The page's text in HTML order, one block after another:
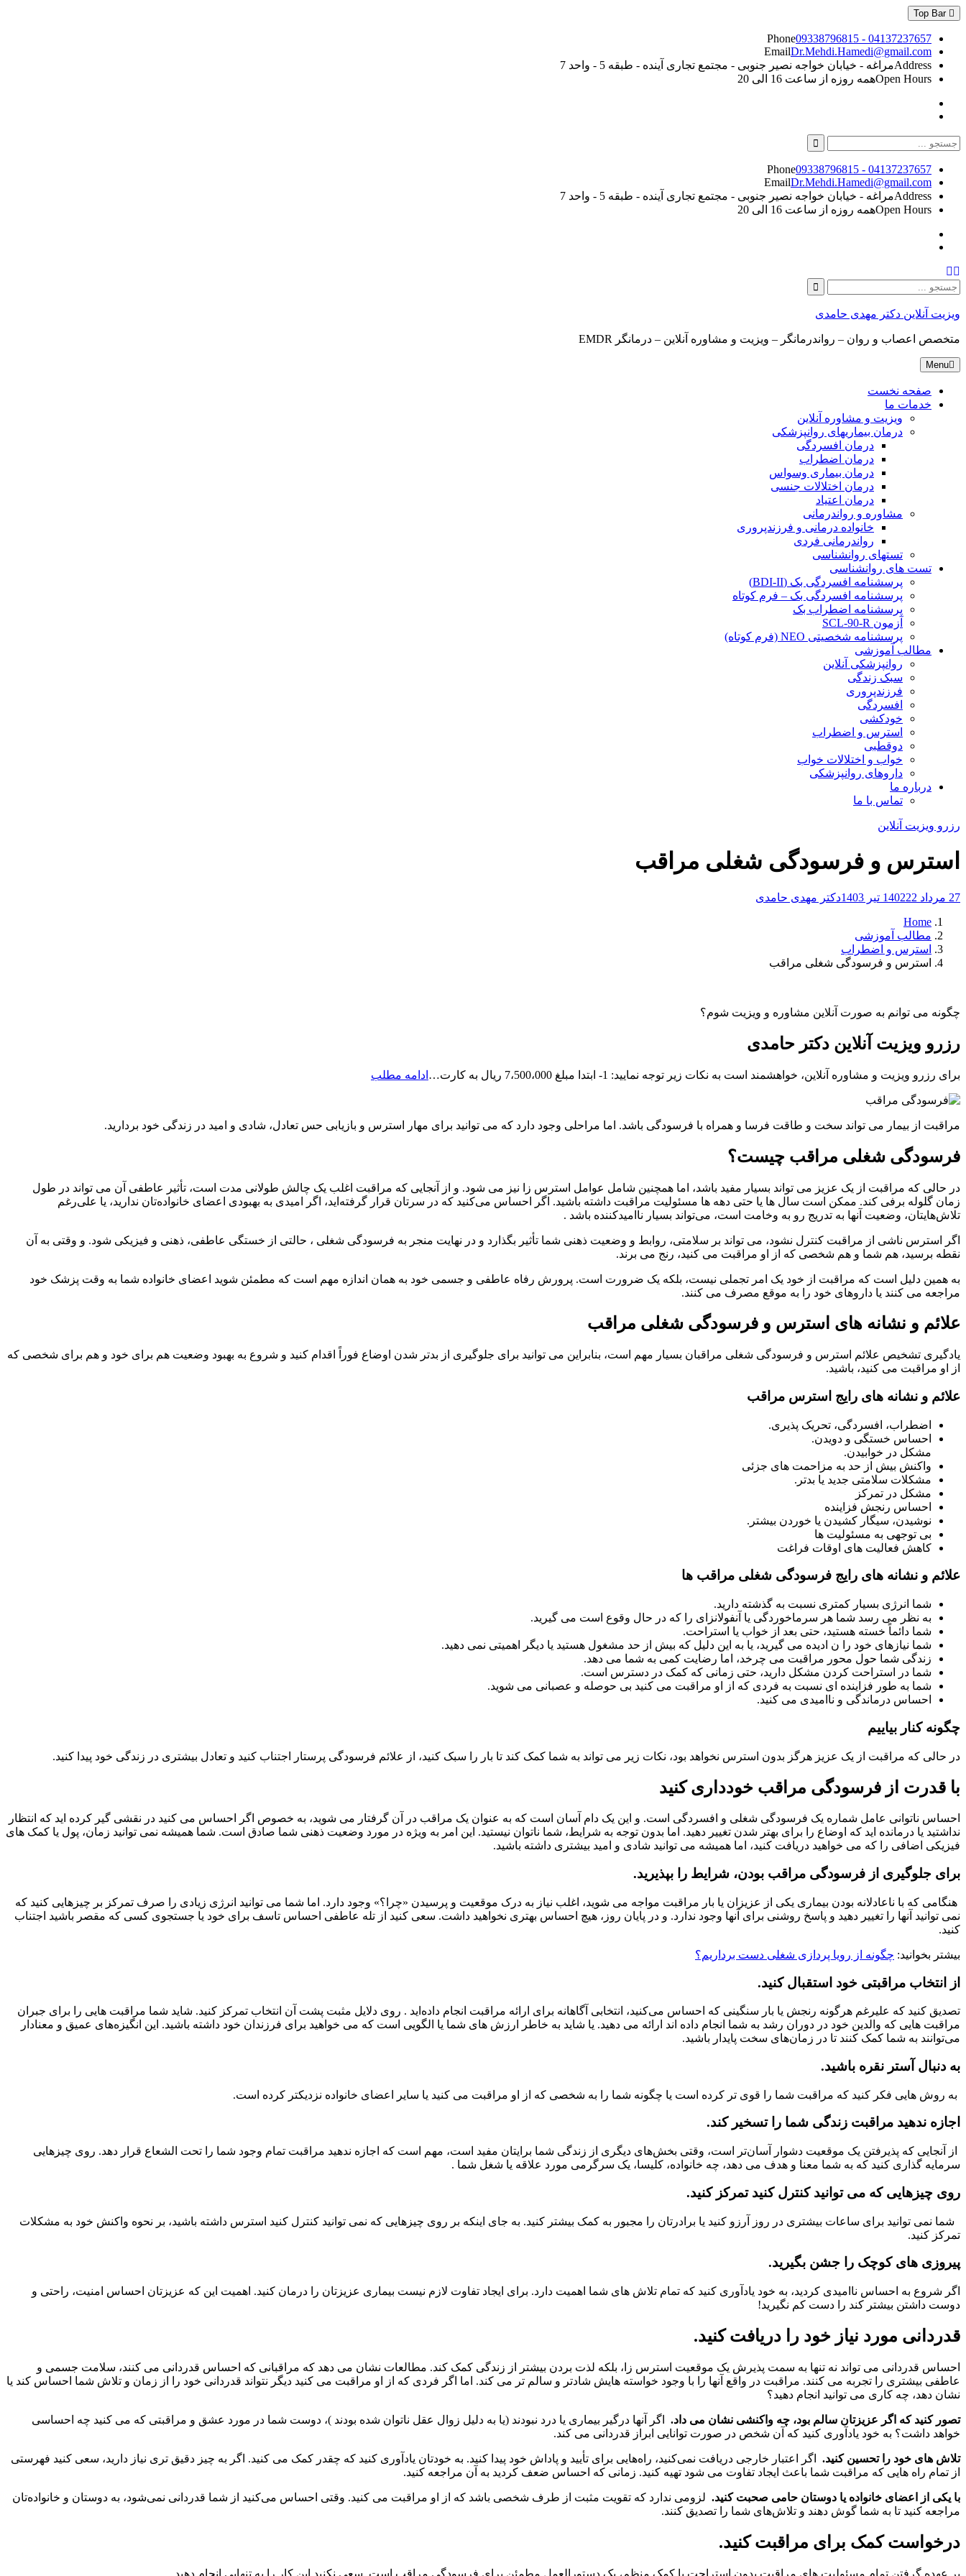
Skip
to
content
Top Bar
Phone09338796815 - 04137237657
EmailDr.Mehdi.Hamedi@gmail.com
Addressمراغه - خیابان خواجه نصیر جنوبی - مجتمع تجاری آینده - طبقه 5 - واحد 7
Open Hoursهمه روزه از ساعت 16 الی 20
Search
for:
Phone09338796815 - 04137237657
EmailDr.Mehdi.Hamedi@gmail.com
Addressمراغه - خیابان خواجه نصیر جنوبی - مجتمع تجاری آینده - طبقه 5 - واحد 7
Open Hoursهمه روزه از ساعت 16 الی 20
Search
Search
for:
ویزیت آنلاین دکتر مهدی حامدی
متخصص اعصاب و روان – رواندرمانگر – ویزیت و مشاوره آنلاین – درمانگر EMDR
Menu
صفحه نخست
خدمات ما
ویزیت و مشاوره آنلاین
درمان بیماریهای روانپزشکی
درمان افسردگی
درمان اضطراب
درمان بیماری وسواس
درمان اختلالات جنسی
درمان اعتیاد
مشاوره و رواندرمانی
خانواده درمانی و فرزندپروری
رواندرمانی فردی
تستهای روانشناسی
تست های روانشناسی
پرسشنامه افسردگی بک (BDI-II)
پرسشنامه افسردگی بک – فرم کوتاه
پرسشنامه اضطراب بک
آزمون SCL-90-R
پرسشنامه شخصیتی NEO (فرم کوتاه)
مطالب آموزشی
روانپزشکی آنلاین
سبک زندگی
فرزندپروری
افسردگی
خودکشی
استرس و اضطراب
دوقطبی
خواب و اختلالات خواب
داروهای روانپزشکی
درباره ما
تماس با ما
رزرو ویزیت آنلاین
استرس و فرسودگی شغلی مراقب
27 مرداد 1402 22 تیر 1403
دکتر مهدی حامدی
Home
مطالب آموزشی
استرس و اضطراب
استرس و فرسودگی شغلی مراقب
چگونه می توانم به صورت آنلاین مشاوره و ویزیت شوم؟
رزرو ویزیت آنلاین دکتر حامدی
برای رزرو ویزیت و مشاوره آنلاین، خواهشمند است به نکات زیر توجه نمایید: 1- ابتدا مبلغ 7،500،000 ریال به کارت… ادامه مطلب
حامدی
مراقبت از بیمار می تواند سخت و طاقت فرسا و همراه با فرسودگی باشد. اما مراحلی وجود دارد که می توانید برای مهار استرس و بازیابی حس تعادل، شادی و امید در زندگی خود بردارید.
فرسودگی شغلی مراقب چیست؟
در حالی که مراقبت از یک عزیز می تواند بسیار مفید باشد، اما همچنین شامل عوامل استرس زا نیز می شود. و از آنجایی که مراقبت اغلب یک چالش طولانی مدت است، تأثیر عاطفی آن می تواند در طول
زمان گلوله برفی کند. ممکن است سال ها یا حتی دهه ها مسئولیت مراقبت داشته باشید. اگر احساس می‌کنید که در سرتان قرار گرفته‌اید، اگر امیدی به بهبودی اعضای خانواده‌تان ندارید، یا علی‌رغم
تلاش‌هایتان، وضعیت آنها به تدریج رو به وخامت است، می‌تواند بسیار ناامیدکننده باشد .
اگر استرس ناشی از مراقبت کنترل نشود، می تواند بر سلامتی، روابط و وضعیت ذهنی شما تأثیر بگذارد و در نهایت منجر به فرسودگی شغلی ، حالتی از خستگی عاطفی، ذهنی و فیزیکی شود. و وقتی به آن
نقطه برسید، هم شما و هم شخصی که از او مراقبت می کنید، رنج می برند.
به همین دلیل است که مراقبت از خود یک امر تجملی نیست، بلکه یک ضرورت است. پرورش رفاه عاطفی و جسمی خود به همان اندازه مهم است که مطمئن شوید اعضای خانواده شما به وقت پزشک خود
مراجعه می کنند یا داروهای خود را به موقع مصرف می کنند.
علائم و نشانه های استرس و فرسودگی شغلی مراقب
یادگیری تشخیص علائم استرس و فرسودگی شغلی مراقبان بسیار مهم است، بنابراین می توانید برای جلوگیری از بدتر شدن اوضاع فوراً اقدام کنید و شروع به بهبود وضعیت هم برای خود و هم برای شخصی که
از او مراقبت می کنید، باشید.
علائم و نشانه های رایج استرس مراقب
اضطراب، افسردگی، تحریک پذیری.
احساس خستگی و دویدن.
مشکل در خوابیدن.
واکنش بیش از حد به مزاحمت های جزئی
مشکلات سلامتی جدید یا بدتر.
مشکل در تمرکز
احساس رنجش فزاینده
نوشیدن، سیگار کشیدن یا خوردن بیشتر.
بی توجهی به مسئولیت ها
کاهش فعالیت های اوقات فراغت
علائم و نشانه های رایج فرسودگی شغلی مراقب ها
شما انرژی بسیار کمتری نسبت به گذشته دارید.
به نظر می رسد شما هر سرماخوردگی یا آنفولانزای را که در حال وقوع است می گیرید.
شما دائماً خسته هستید، حتی بعد از خواب یا استراحت.
شما نیازهای خود را ن ادیده می گیرید، یا به این دلیل که بیش از حد مشغول هستید یا دیگر اهمیتی نمی دهید.
زندگی شما حول محور مراقبت می چرخد، اما رضایت کمی به شما می دهد.
شما در استراحت کردن مشکل دارید، حتی زمانی که کمک در دسترس است.
شما به طور فزاینده ای نسبت به فردی که از او مراقبت می کنید بی حوصله و عصبانی می شوید.
احساس درماندگی و ناامیدی می کنید.
چگونه کنار بیاییم
در حالی که مراقبت از یک عزیز هرگز بدون استرس نخواهد بود، نکات زیر می تواند به شما کمک کند تا بار را سبک کنید، از علائم فرسودگی پرستار اجتناب کنید و تعادل بیشتری در زندگی خود پیدا کنید.
با قدرت از فرسودگی مراقب خودداری کنید
احساس ناتوانی عامل شماره یک فرسودگی شغلی و افسردگی است. و این یک دام آسان است که به عنوان یک مراقب در آن گرفتار می شوید، به خصوص اگر احساس می کنید در نقشی گیر کرده اید که انتظار
نداشتید یا درمانده اید که اوضاع را برای بهتر شدن تغییر دهید. اما بدون توجه به شرایط، شما ناتوان نیستید. این امر به ویژه در مورد وضعیت ذهنی شما صادق است. شما همیشه نمی توانید زمان، پول یا کمک های
فیزیکی اضافی را که می خواهید دریافت کنید، اما همیشه می توانید شادی و امید بیشتری داشته باشید.
برای جلوگیری از فرسودگی مراقب بودن، شرایط را بپذیرید.
هنگامی که با ناعادلانه بودن بیماری یکی از عزیزان یا بار مراقبت مواجه می شوید، اغلب نیاز به درک موقعیت و پرسیدن «چرا؟» وجود دارد. اما شما می توانید انرژی زیادی را صرف تمرکز بر چیزهایی کنید که
نمی توانید آنها را تغییر دهید و پاسخ روشنی برای آنها وجود ندارد. و در پایان روز، هیچ احساس بهتری نخواهید داشت. سعی کنید از تله عاطفی احساس تاسف برای خود یا جستجوی کسی که مقصر باشید اجتناب
کنید.
بیشتر بخوانید: چگونه از رویا پردازی شغلی دست برداریم؟
از انتخاب مراقبتی خود استقبال کنید.
تصدیق کنید که علیرغم هرگونه رنجش یا بار سنگینی که احساس می‌کنید، انتخابی آگاهانه برای ارائه مراقبت انجام داده‌اید . روی دلایل مثبت پشت آن انتخاب تمرکز کنید. شاید شما مراقبت هایی را برای جبران
مراقبت هایی که والدین خود در دوران رشد به شما انجام داده اند ارائه می دهید. یا شاید به خاطر ارزش های شما یا الگویی است که می خواهید برای فرزندان خود داشته باشید. این انگیزه‌های عمیق و معنادار
می‌توانند به شما کمک کنند تا در زمان‌های سخت پایدار باشید.
به دنبال آستر نقره باشید.
به روش هایی فکر کنید که مراقبت شما را قوی تر کرده است یا چگونه شما را به شخصی که از او مراقبت می کنید یا سایر اعضای خانواده نزدیکتر کرده است.
اجازه ندهید مراقبت زندگی شما را تسخیر کند.
از آنجایی که پذیرفتن یک موقعیت دشوار آسان‌تر است، وقتی بخش‌های دیگری از زندگی شما برایتان مفید است، مهم است که اجازه ندهید مراقبت تمام وجود شما را تحت الشعاع قرار دهد. روی چیزهایی
سرمایه گذاری کنید که به شما معنا و هدف می دهد، چه خانواده، کلیسا، یک سرگرمی مورد علاقه یا شغل شما .
روی چیزهایی که می توانید کنترل کنید تمرکز کنید.
شما نمی توانید برای ساعات بیشتری در روز آرزو کنید یا برادرتان را مجبور به کمک بیشتر کنید. به جای اینکه بر روی چیزهایی که نمی توانید کنترل کنید استرس داشته باشید، بر نحوه واکنش خود به مشکلات
تمرکز کنید.
پیروزی های کوچک را جشن بگیرید.
اگر شروع به احساس ناامیدی کردید، به خود یادآوری کنید که تمام تلاش های شما اهمیت دارد. برای ایجاد تفاوت لازم نیست بیماری عزیزتان را درمان کنید. اهمیت این که عزیزتان احساس امنیت، راحتی و
دوست داشتن بیشتر کند را دست کم نگیرید!
قدردانی مورد نیاز خود را دریافت کنید.
احساس قدردانی می تواند نه تنها به سمت پذیرش یک موقعیت استرس زا، بلکه لذت بردن بیشتر از زندگی کمک کند. مطالعات نشان می دهد که مراقبانی که احساس قدردانی می کنند، سلامت جسمی و
عاطفی بیشتری را تجربه می کنند. مراقبت در واقع آنها را با وجود خواسته هایش شادتر و سالم تر می کند. اما اگر فردی که از او مراقبت می کنید دیگر نتواند قدردانی خود را از زمان و تلاش شما احساس کند یا
نشان دهد، چه کاری می توانید انجام دهید؟
تصور کنید که اگر عزیزتان سالم بود، چه واکنشی نشان می داد.
اگر آنها درگیر بیماری یا درد نبودند (یا به دلیل زوال عقل ناتوان شده بودند )، دوست شما در مورد عشق و مراقبتی که می کنید چه احساسی
خواهد داشت؟ به خود یادآوری کنید که آن شخص در صورت توانایی ابراز قدردانی می کند.
تلاش های خود را تحسین کنید.
اگر اعتبار خارجی دریافت نمی‌کنید، راه‌هایی برای تأیید و پاداش خود پیدا کنید. به خودتان یادآوری کنید که چقدر کمک می کنید. اگر به چیز دقیق تری نیاز دارید، سعی کنید فهرستی
از تمام راه هایی که مراقبت شما باعث ایجاد تفاوت می شود تهیه کنید. زمانی که احساس ضعف کردید به آن مراجعه کنید.
با یکی از اعضای خانواده یا دوستان حامی صحبت کنید. لزومی ندارد که تقویت مثبت از طرف شخصی باشد که از او مراقبت می کنید. وقتی احساس می‌کنید از شما قدردانی نمی‌شود، به دوستان و خانواده‌تان
مراجعه کنید تا به شما گوش دهند و تلاش‌های شما را تصدیق کنند.
درخواست کمک برای مراقبت کنید.
بر عهده گرفتن تمام مسئولیت های مراقبت بدون استراحت یا کمک منظم، یک دستورالعمل مطمئن برای فرسودگی مراقب است. سعی نکنید این کار را به تنهایی انجام دهید.